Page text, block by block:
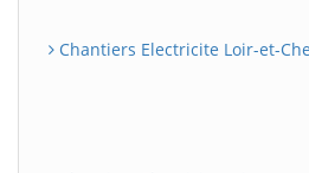
Chantiers Electricite Loir-et-